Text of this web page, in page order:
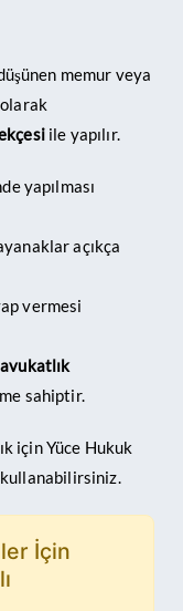
memur veya
ile yapılır.
yapılması
açıkça
vermesi
sahiptir.
içinYüce Hukuk
kullanabilirsiniz.
İçin